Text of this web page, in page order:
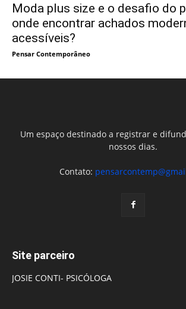
Moda plus size e o desafio do
onde encontrar achados
acessíveis?
Pensar Contemporâneo
Um espaço destinado a registrar e
nossos dias.
Contato:
Site parceiro
JOSIE CONTI- PSICÓLOGA